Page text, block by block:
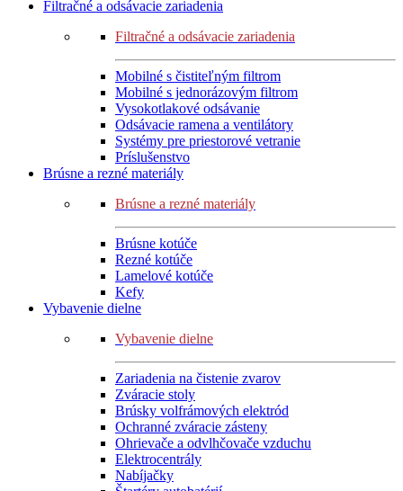
Filtračné a odsávacie zariadenia
Filtračné a odsávacie zariadenia
Mobilné s čistiteľným filtrom
Mobilné s jednorázovým filtrom
Vysokotlakové odsávanie
Odsávacie ramena a ventilátory
Systémy pre priestorové vetranie
Príslušenstvo
Brúsne a rezné materiály
Brúsne a rezné materiály
Brúsne kotúče
Rezné kotúče
Lamelové kotúče
Kefy
Vybavenie dielne
Vybavenie dielne
Zariadenia na čistenie zvarov
Zváracie stoly
Brúsky volfrámových elektród
Ochranné zváracie zásteny
Ohrievače a odvlhčovače vzduchu
Elektrocentrály
Nabíjačky